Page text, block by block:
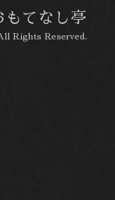
てなし亭
Rights Reserved.